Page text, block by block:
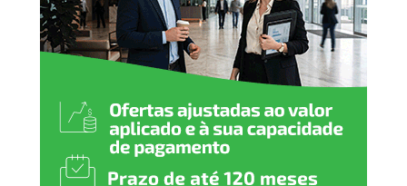
Monitoramento ampliado
O Estado informou que o Centro de Monitoramento da
Defesa Civil conta com uma equipe formada por 8
meteorologistas e 7 hidrólogos. A estrutura inclui 130
estações hidrometeorológicas e um sistema de radares
em expansão, com novos equipamentos previstos para
ampliar a cobertura em todo o Rio Grande do Sul.